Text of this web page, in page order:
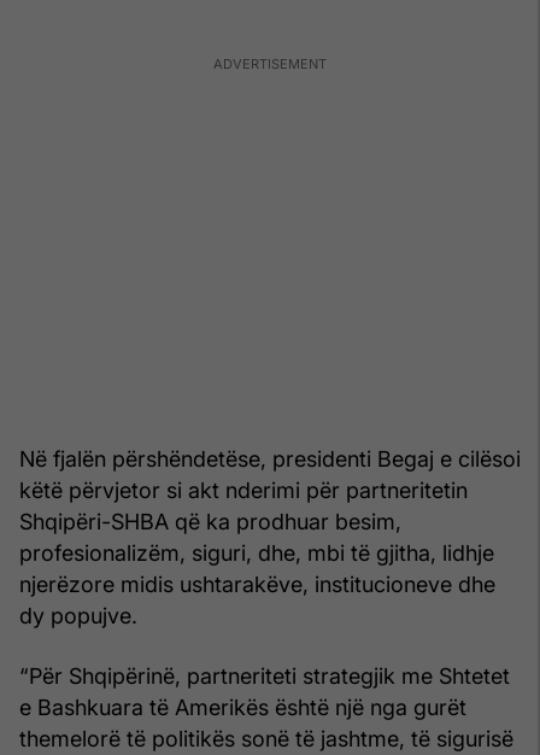
Në fjalën përshëndetëse, presidenti Begaj e cilësoi
këtë përvjetor si akt nderimi për partneritetin
Shqipëri-SHBA që ka prodhuar besim,
profesionalizëm, siguri, dhe, mbi të gjitha, lidhje
njerëzore midis ushtarakëve, institucioneve dhe
dy popujve.
“Për Shqipërinë, partneriteti strategjik me Shtetet
e Bashkuara të Amerikës është një nga gurët
themelorë të politikës sonë të jashtme, të sigurisë